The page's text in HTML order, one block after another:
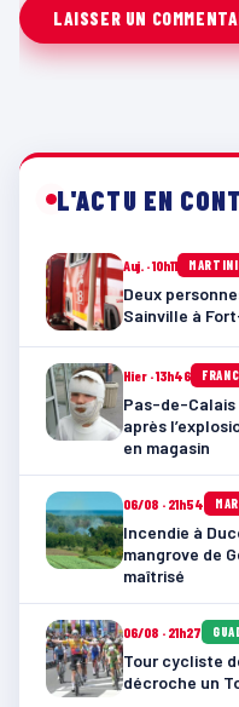
L'ACTU EN
Auj. · 10h11
Deux
Sainville à
Hier · 13h46
Pas-de-
après
en magasin
06/08 · 21h54
Incendie à
mangrove de
maîtrisé
06/08 · 21h27
Tour cycliste
décroche un